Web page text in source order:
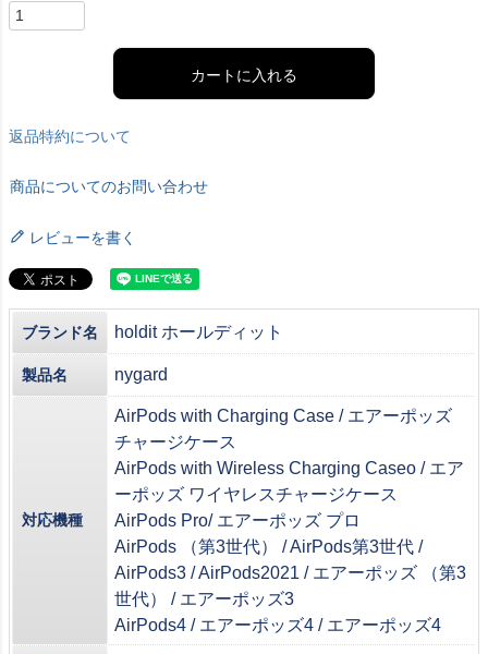
カートに入れる
返品特約について
商品についてのお問い合わせ
レビューを書く
ブランド名 holdit ホールディット
製品名 nygard
対応機種
AirPods with Charging Case / エアーポッズ
チャージケース
AirPods with Wireless Charging Caseo / エア
ーポッズ ワイヤレスチャージケース
AirPods Pro/ エアーポッズ プロ
AirPods （第3世代） / AirPods第3世代 /
AirPods3 / AirPods2021 / エアーポッズ （第3
世代） / エアーポッズ3
AirPods4 / エアーポッズ4 / エアーポッズ4